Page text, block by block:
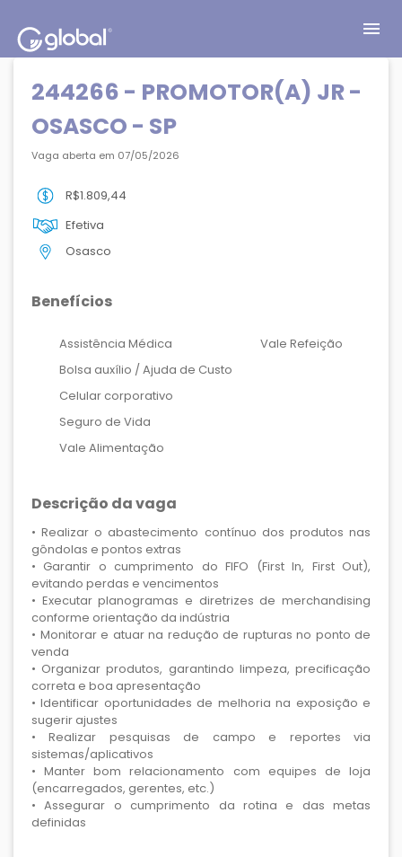
menu
244266 - PROMOTOR(A) JR -
OSASCO - SP
Vaga aberta em 07/05/2026
R$1.809,44
Efetiva
Osasco
Benefícios
Assistência Médica
Bolsa auxílio / Ajuda de Custo
Celular corporativo
Seguro de Vida
Vale Alimentação
Vale Refeição
Descrição da vaga
• Realizar o abastecimento contínuo dos produtos nas
gôndolas e pontos extras
• Garantir o cumprimento do FIFO (First In, First Out),
evitando perdas e vencimentos
• Executar planogramas e diretrizes de merchandising
conforme orientação da indústria
• Monitorar e atuar na redução de rupturas no ponto de
venda
• Organizar produtos, garantindo limpeza, precificação
correta e boa apresentação
• Identificar oportunidades de melhoria na exposição e
sugerir ajustes
• Realizar pesquisas de campo e reportes via
sistemas/aplicativos
• Manter bom relacionamento com equipes de loja
(encarregados, gerentes, etc.)
• Assegurar o cumprimento da rotina e das metas
definidas